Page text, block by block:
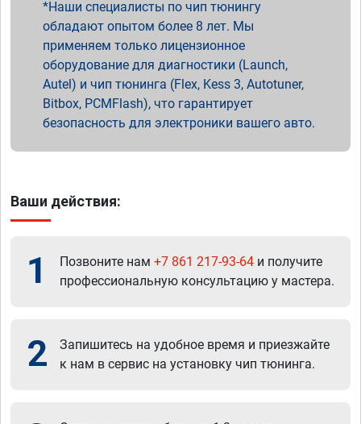
Наши специалисты по чип тюнингу
обладают опытом более 8 лет. Мы
применяем только лицензионное
оборудование для диагностики (Launch,
Autel) и чип тюнинга (Flex, Kess 3, Autotuner,
Bitbox, PCMFlash), что гарантирует
безопасность для электроники вашего авто.
Ваши действия:
1 Позвоните нам +7 861 217-93-64 и получите
профессиональную консультацию у мастера.
2
Запишитесь на удобное время и приезжайте
к нам в сервис на установку чип тюнинга.